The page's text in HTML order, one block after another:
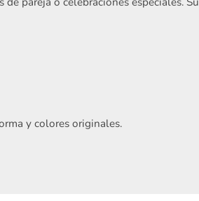
y colores originales.